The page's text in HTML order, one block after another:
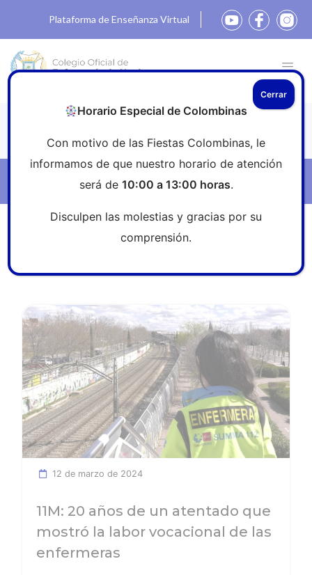
Plataforma de Enseñanza Virtual
»1M
12 de marzo de 2024
11M: 20 años de un atentado que
mostró la labor vocacional de las
enfermeras
Ver noticia
Horario Especial de Colombinas
Con motivo de las Fiestas Colombinas, le
informamos de que nuestro horario de atención
será de 10:00 a 13:00 horas.
Disculpen las molestias y gracias por su
comprensión.
Cerrar